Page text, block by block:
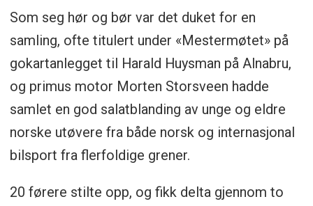
Som seg hør og bør var det duket for en
samling, ofte titulert under «Mestermøtet» på
gokartanlegget til Harald Huysman på Alnabru,
og primus motor Morten Storsveen hadde
samlet en god salatblanding av unge og eldre
norske utøvere fra både norsk og internasjonal
bilsport fra flerfoldige grener.
20 førere stilte opp, og fikk delta gjennom to